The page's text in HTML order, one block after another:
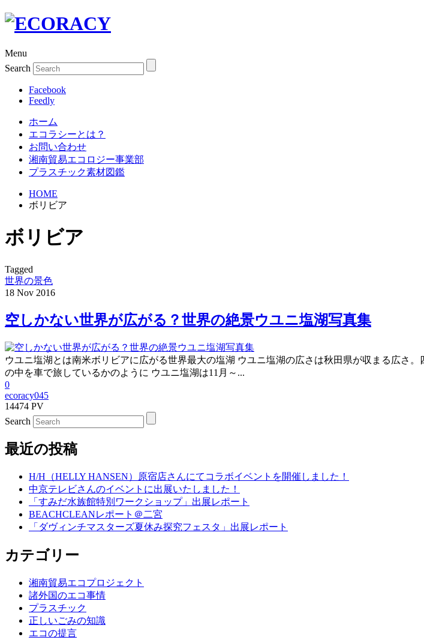
Menu
Search
Facebook
Feedly
ホーム
エコラシーとは？
お問い合わせ
湘南貿易エコロジー事業部
プラスチック素材図鑑
HOME
ボリビア
ボリビア
Tagged
世界の景色
18 Nov 2016
空しかない世界が広がる？世界の絶景ウユニ塩湖写真集
ウユニ塩湖とは南米ボリビアに広がる世界最大の塩湖 ウユニ塩湖の広さは秋田県が収まる広さ
の中を車で旅しているかのように ウユニ塩湖は11月～...
0
ecoracy045
14474 PV
Search
最近の投稿
H/H（HELLY HANSEN）原宿店さんにてコラボイベントを開催しました！
中京テレビさんのイベントに出展いたしました！
「すみだ水族館特別ワークショップ」出展レポート
BEACHCLEANレポート＠二宮
「ダヴィンチマスターズ夏休み探究フェスタ」出展レポート
カテゴリー
湘南貿易エコプロジェクト
諸外国のエコ事情
プラスチック
正しいごみの知識
エコの提言